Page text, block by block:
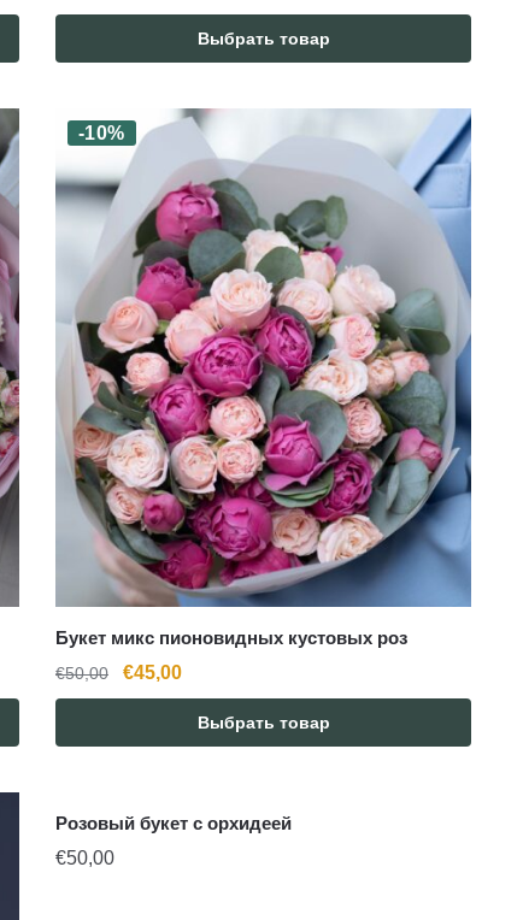
Выбрать товар
-10%
Букет микс пионовидных кустовых роз
€50,00
Первоначальная
цена
составляла
€45,00Текущая
цена:
€45,00.
Выбрать товар
Розовый букет с орхидеей
€50,00